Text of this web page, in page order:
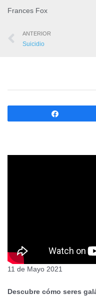
Frances Fox
ANTERIOR
Suicidio
11 de Mayo 2021
Descubre cómo seres